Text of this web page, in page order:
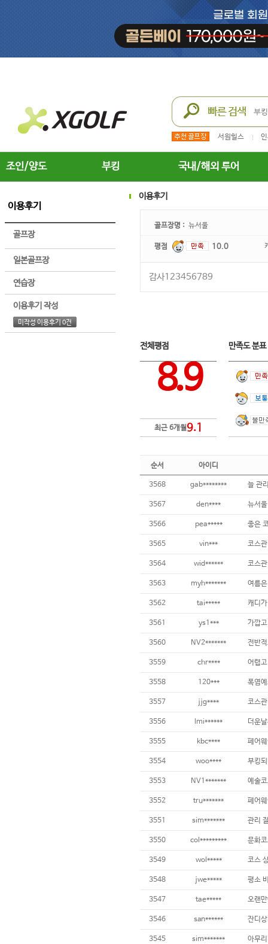
서원힐스
조인/양도 부킹 국내/해외 투어
이용후기
골프장
일본골프장
연습장
이용후기 작성
미작성 이용후기 0건
이용후기
골프장명 : 뉴서울
평점 10.0
감사123456789
전체평점
8.9
최근 6개월9.1
만족도 분
순서 아이디
3568 gab******** 늘 관
3567 den**** 뉴서
3566 pea*****
3565 vin***
3564 wid****** 코스
3563 myh*******
3562 tai*****
3561 ys1***
3560 NV2*******
3559 chr**** 어렵
3558 120***
3557 jjg****
3556 lmi******
3555 kbc****
3554 woo**** 부킹
3553 NV1*******
3552 tru*******
3551 sim******* 관리
3550 col*********
3549 wol*****
3548 jwe*****
3547 tae*****
3546 san******
3545 sim*******